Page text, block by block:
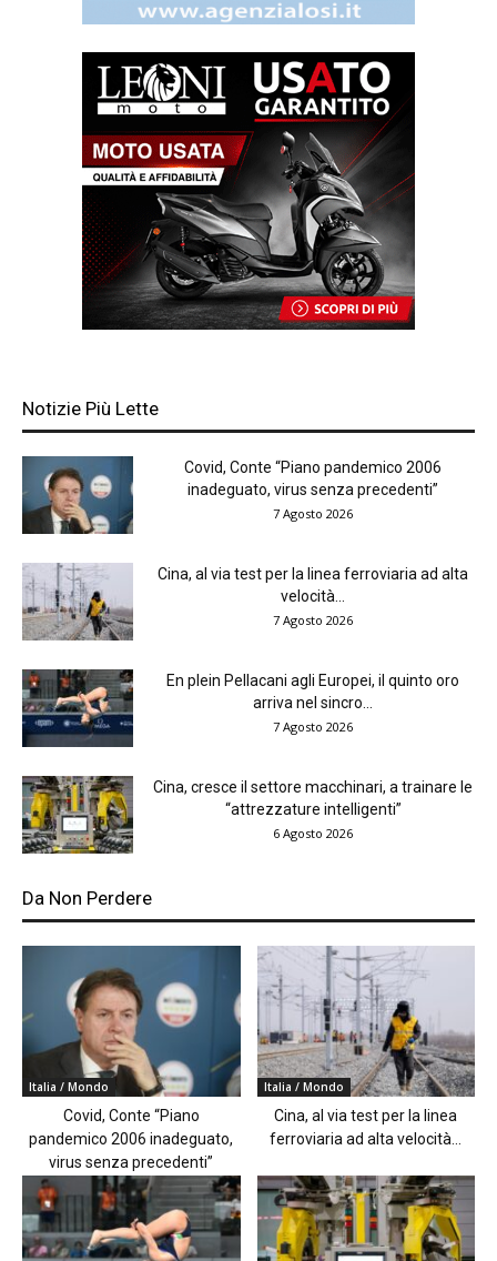
Notizie Più Lette
Covid, Conte “Piano pandemico 2006
inadeguato, virus senza precedenti”
7 Agosto 2026
Cina, al via test per la linea ferroviaria ad alta
velocità...
7 Agosto 2026
En plein Pellacani agli Europei, il quinto oro
arriva nel sincro...
7 Agosto 2026
Cina, cresce il settore macchinari, a trainare le
“attrezzature intelligenti”
6 Agosto 2026
Da Non Perdere
Italia / Mondo
Covid, Conte “Piano
pandemico 2006 inadeguato,
virus senza precedenti”
Italia / Mondo
Cina, al via test per la linea
ferroviaria ad alta velocità...